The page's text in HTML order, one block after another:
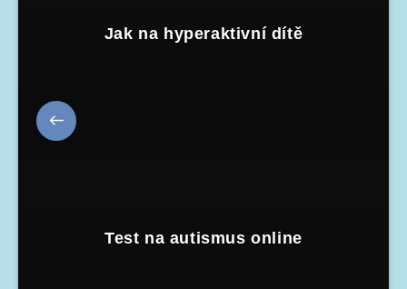
Jak na hyperaktivní dítě
Test na autismus online